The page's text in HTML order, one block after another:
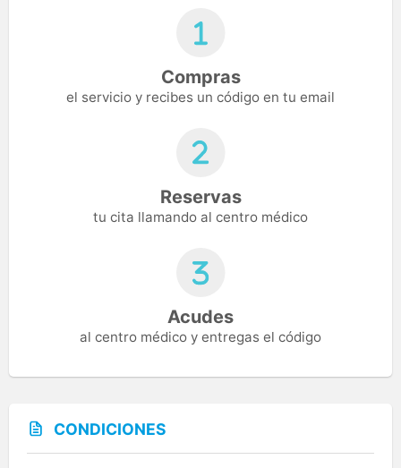
Compras
el servicio y recibes un código en tu email
Reservas
tu cita llamando al centro médico
Acudes
al centro médico y entregas el código
CONDICIONES